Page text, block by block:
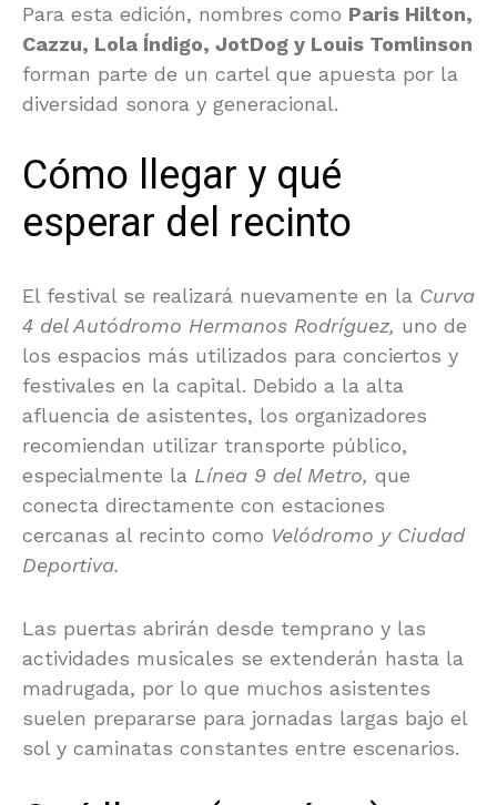
Para esta edición, nombres como Paris Hilton,
Cazzu, Lola Índigo, JotDog y Louis Tomlinson
forman parte de un cartel que apuesta por la
diversidad sonora y generacional.
Cómo llegar y qué
esperar del recinto
El festival se realizará nuevamente en la Curva
4 del Autódromo Hermanos Rodríguez, uno de
los espacios más utilizados para conciertos y
festivales en la capital. Debido a la alta
afluencia de asistentes, los organizadores
recomiendan utilizar transporte público,
especialmente la Línea 9 del Metro, que
conecta directamente con estaciones
cercanas al recinto como Velódromo y Ciudad
Deportiva.
Las puertas abrirán desde temprano y las
actividades musicales se extenderán hasta la
madrugada, por lo que muchos asistentes
suelen prepararse para jornadas largas bajo el
sol y caminatas constantes entre escenarios.